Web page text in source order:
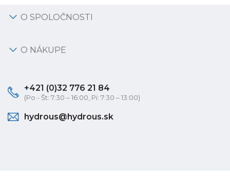
O SPOLOČNOSTI
O NÁKUPE
+421 (0)32 776 21 84
(Po - Št: 7:30 – 16:00, Pi: 7:30 – 13:00)
hydrous@hydrous.sk